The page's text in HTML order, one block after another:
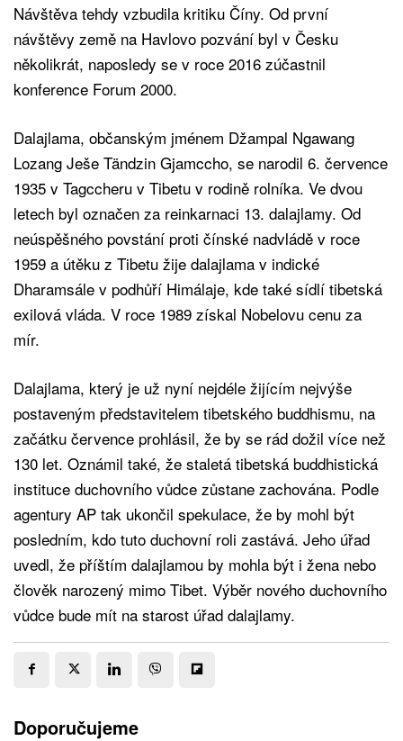
Návštěva tehdy vzbudila kritiku Číny. Od první
návštěvy země na Havlovo pozvání byl v Česku
několikrát, naposledy se v roce 2016 zúčastnil
konference Forum 2000.
Dalajlama, občanským jménem Džampal Ngawang
Lozang Ješe Tändzin Gjamccho, se narodil 6. července
1935 v Tagccheru v Tibetu v rodině rolníka. Ve dvou
letech byl označen za reinkarnaci 13. dalajlamy. Od
neúspěšného povstání proti čínské nadvládě v roce
1959 a útěku z Tibetu žije dalajlama v indické
Dharamsále v podhůří Himálaje, kde také sídlí tibetská
exilová vláda. V roce 1989 získal Nobelovu cenu za
mír.
Dalajlama, který je už nyní nejdéle žijícím nejvýše
postaveným představitelem tibetského buddhismu, na
začátku července prohlásil, že by se rád dožil více než
130 let. Oznámil také, že staletá tibetská buddhistická
instituce duchovního vůdce zůstane zachována. Podle
agentury AP tak ukončil spekulace, že by mohl být
posledním, kdo tuto duchovní roli zastává. Jeho úřad
uvedl, že příštím dalajlamou by mohla být i žena nebo
člověk narozený mimo Tibet. Výběr nového duchovního
vůdce bude mít na starost úřad dalajlamy.
Doporučujeme